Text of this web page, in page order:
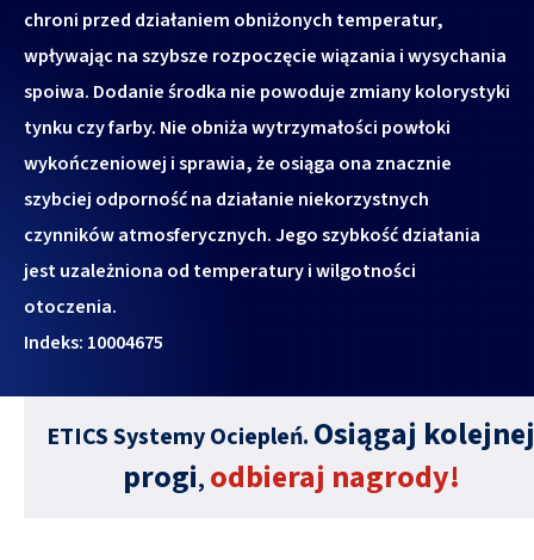
chroni przed działaniem obniżonych temperatur,
wpływając na szybsze rozpoczęcie wiązania i wysychania
spoiwa. Dodanie środka nie powoduje zmiany kolorystyki
tynku czy farby. Nie obniża wytrzymałości powłoki
wykończeniowej i sprawia, że osiąga ona znacznie
szybciej odporność na działanie niekorzystnych
czynników atmosferycznych. Jego szybkość działania
jest uzależniona od temperatury i wilgotności
otoczenia.
Indeks: 10004675
ETICS Systemy Ociepleń. Osiągaj kolejnej
progi, odbieraj nagrody!